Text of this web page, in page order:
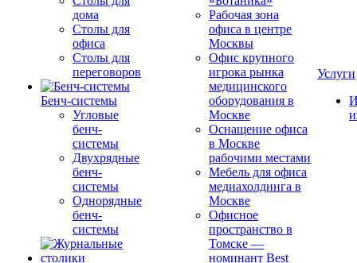
дома
Столы для
офиса
Столы для
переговоров
Бенч-системы
Угловые
бенч-
системы
Двухрядные
бенч-
системы
Однорядные
бенч-
системы
Рабочая зона
офиса в центре
Москвы
Офис крупного
игрока рынка
медицинского
оборудования в
Москве
Оснащение офиса
в Москве
рабочими местами
Мебель для офиса
медиахолдинга в
Москве
Офисное
пространство в
Томске —
номинант Best
Услуги